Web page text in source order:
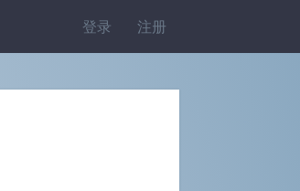
登录 注册